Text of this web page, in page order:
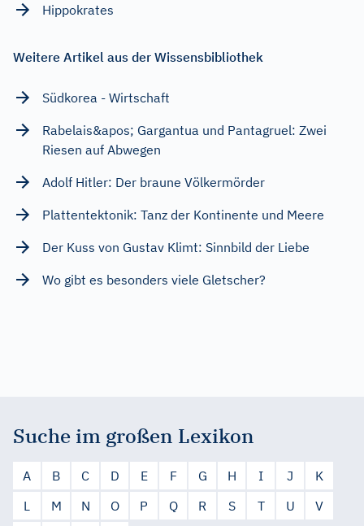
Hippokrates
Weitere Artikel aus der Wissensbibliothek
Südkorea - Wirtschaft
Rabelais&apos; Gargantua und Pantagruel: Zwei
Riesen auf Abwegen
Adolf Hitler: Der braune Völkermörder
Plattentektonik: Tanz der Kontinente und Meere
Der Kuss von Gustav Klimt: Sinnbild der Liebe
Wo gibt es besonders viele Gletscher?
Suche im großen Lexikon
A B C D E F G H I J
K
L
M N O P Q R S T U
V